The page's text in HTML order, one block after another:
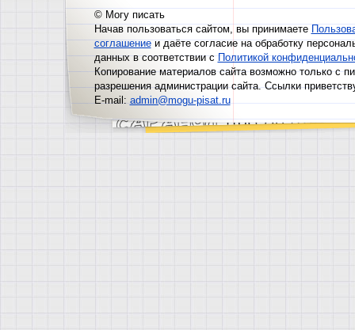
© Могу писать
Начав пользоваться сайтом, вы принимаете
соглашениеи даёте согласие на обработку
данных в соответствии сПолитикой
Копирование материалов сайта возможно только с
разрешения администрации сайта. Ссылки
E-mail:admin@mogu-pisat.ru